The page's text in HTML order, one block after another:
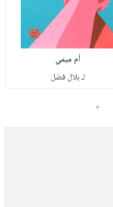
أم ميمي
لـ بلال فضل
5